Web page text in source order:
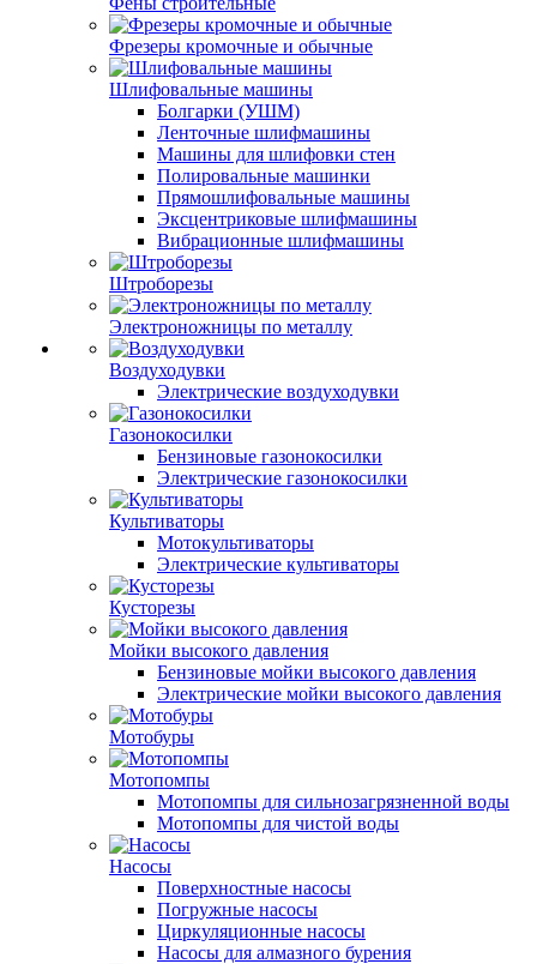
Фрезеры кромочные и обычные
Шлифовальные машины
Болгарки (УШМ)
Ленточные шлифмашины
Машины для шлифовки стен
Полировальные машинки
Прямошлифовальные машины
Эксцентриковые шлифмашины
Вибрационные шлифмашины
Штроборезы
Электроножницы по металлу
Воздуходувки
Электрические воздуходувки
Газонокосилки
Бензиновые газонокосилки
Электрические газонокосилки
Культиваторы
Мотокультиваторы
Электрические культиваторы
Кусторезы
Мойки высокого давления
Бензиновые мойки высокого давления
Электрические мойки высокого давления
Мотобуры
Мотопомпы
Мотопомпы для сильнозагрязненной воды
Мотопомпы для чистой воды
Насосы
Поверхностные насосы
Погружные насосы
Циркуляционные насосы
Насосы для алмазного бурения